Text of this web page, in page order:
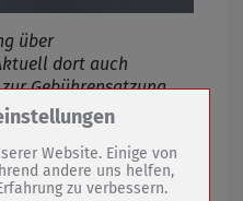
über
dort auch
Gebührensatzung
mehr
Cookies /
Website. Einige von
andere uns helfen,
zu verbessern.